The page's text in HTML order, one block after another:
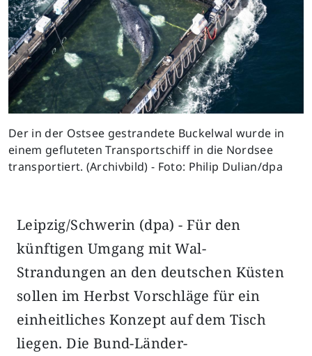
Der in der Ostsee gestrandete Buckelwal wurde in
einem gefluteten Transportschiff in die Nordsee
transportiert. (Archivbild) - Foto: Philip Dulian/dpa
Leipzig/Schwerin (dpa) - Für den
künftigen Umgang mit Wal-
Strandungen an den deutschen Küsten
sollen im Herbst Vorschläge für ein
einheitliches Konzept auf dem Tisch
liegen. Die Bund-Länder-